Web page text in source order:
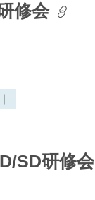
修会
SD研修会